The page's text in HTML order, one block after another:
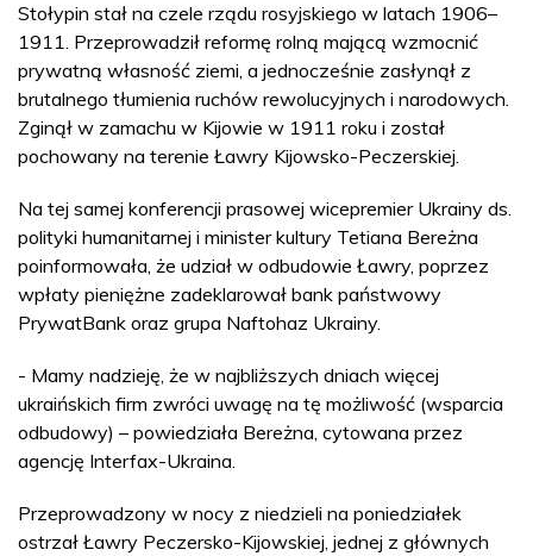
Stołypin stał na czele rządu rosyjskiego w latach 1906–
1911. Przeprowadził reformę rolną mającą wzmocnić
prywatną własność ziemi, a jednocześnie zasłynął z
brutalnego tłumienia ruchów rewolucyjnych i narodowych.
Zginął w zamachu w Kijowie w 1911 roku i został
pochowany na terenie Ławry Kijowsko-Peczerskiej.
Na tej samej konferencji prasowej wicepremier Ukrainy ds.
polityki humanitarnej i minister kultury Tetiana Bereżna
poinformowała, że udział w odbudowie Ławry, poprzez
wpłaty pieniężne zadeklarował bank państwowy
PrywatBank oraz grupa Naftohaz Ukrainy.
- Mamy nadzieję, że w najbliższych dniach więcej
ukraińskich firm zwróci uwagę na tę możliwość (wsparcia
odbudowy) – powiedziała Bereżna, cytowana przez
agencję Interfax-Ukraina.
Przeprowadzony w nocy z niedzieli na poniedziałek
ostrzał Ławry Peczersko-Kijowskiej, jednej z głównych